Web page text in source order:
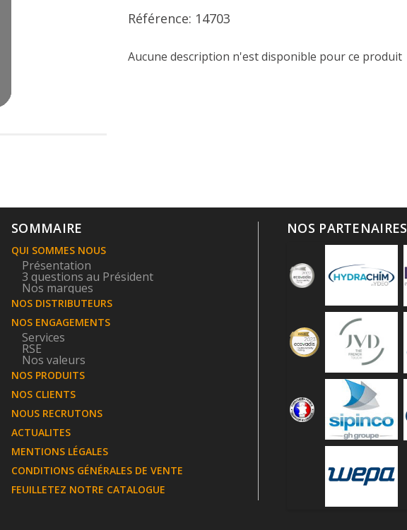
Référence: 14703
Aucune description n'est disponible pour ce produit
SOMMAIRE
QUI SOMMES NOUS
Présentation
3 questions au Président
Nos marques
NOS DISTRIBUTEURS
NOS ENGAGEMENTS
Services
RSE
Nos valeurs
NOS PRODUITS
NOS CLIENTS
NOUS RECRUTONS
ACTUALITES
MENTIONS LÉGALES
CONDITIONS GÉNÉRALES DE VENTE
FEUILLETEZ NOTRE CATALOGUE
NOS PARTENAIRES